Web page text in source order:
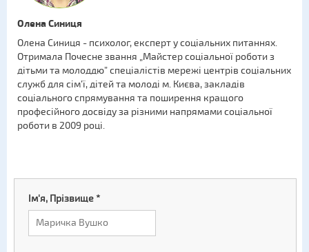
Олена Синиця
Олена Синиця - психолог, експерт у соціальних питаннях.
Отримала Почесне звання „Майстер соціальної роботи з
дітьми та молоддю” спеціалістів мережі центрів соціальних
служб для сім’ї, дітей та молоді м. Києва, закладів
соціального спрямування та поширення кращого
професійного досвіду за різними напрямами соціальної
роботи в 2009 році.
Ім'я, Прізвище*